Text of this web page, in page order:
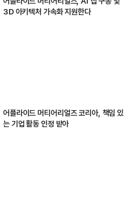
3D 아키텍처 가속화 지원한다
어플라이드 머티어리얼즈 코리아, 책임 있
는 기업 활동 인정 받아